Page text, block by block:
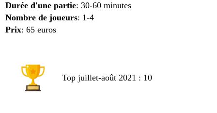
Durée d'une partie: 30-60 minutes
Nombre de joueurs: 1-4
Prix: 65 euros
Top juillet-août 2021 : 10